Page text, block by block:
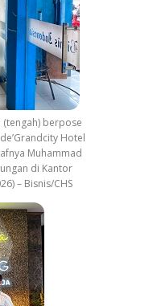
(tengah) berpose
Hotel
Muhammad
di Kantor
– Bisnis/CHS